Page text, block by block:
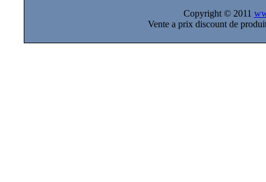
Copyright © 2011
Vente a prix discount de